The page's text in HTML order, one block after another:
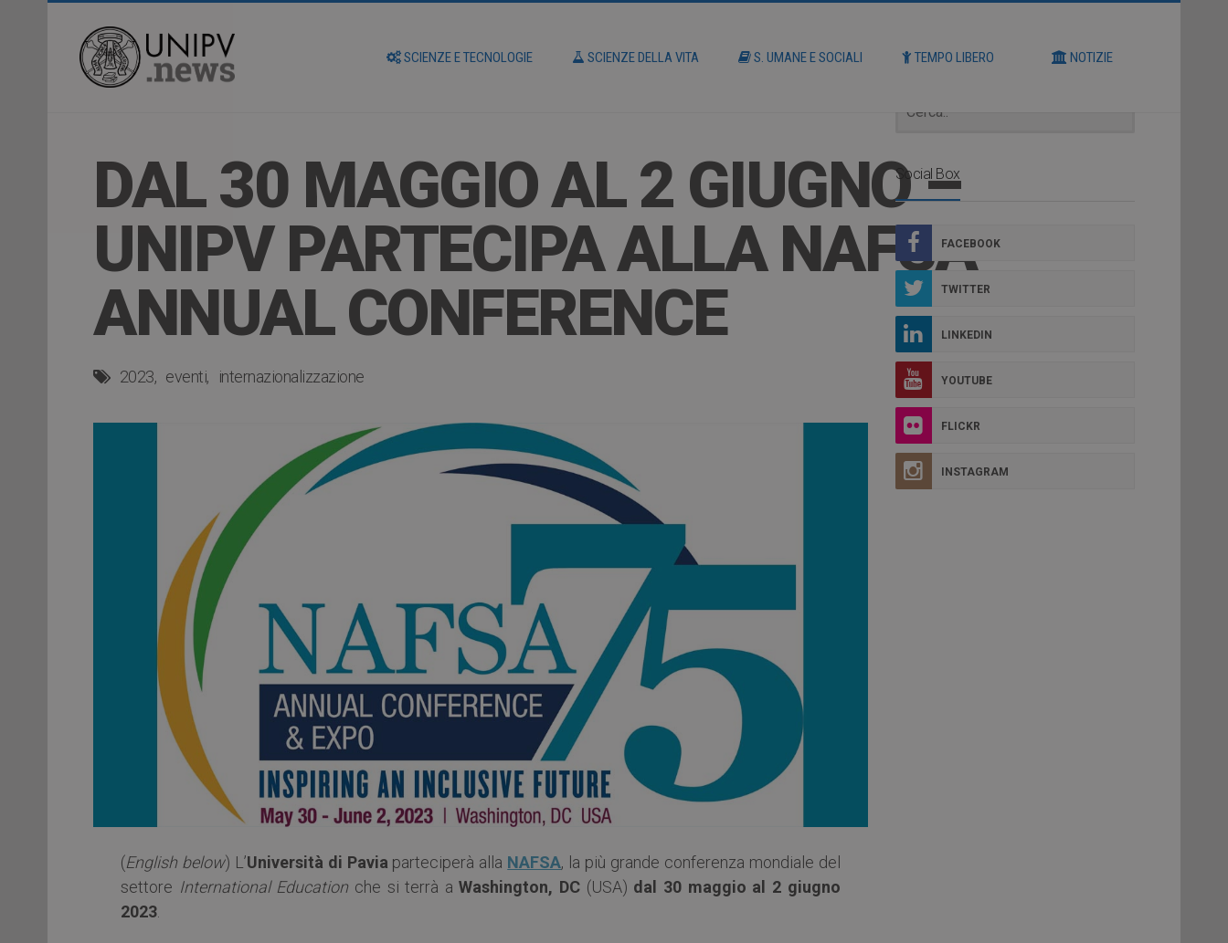
SCIENZE E TECNOLOGIE SCIENZE DELLA VITA S. UMANE E SOCIALI TEMPO LIBERO NOTIZIE
DAL 30 MAGGIO AL 2 GIUGNO –
UNIPV PARTECIPA ALLA NAFSA
ANNUAL CONFERENCE
2023 eventi internazionalizzazione
(English below) L’Università di Pavia parteciperà alla NAFSA, la più grande conferenza mondiale del
settore International Education che si terrà aWashington, DC (USA) dal 30 maggio al 2 giugno
2023
Social Box
FACEBOOK
TWITTER
LINKEDIN
YOUTUBE
FLICKR
INSTAGRAM